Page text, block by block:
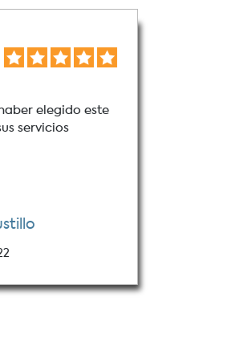
elegido este
servicios